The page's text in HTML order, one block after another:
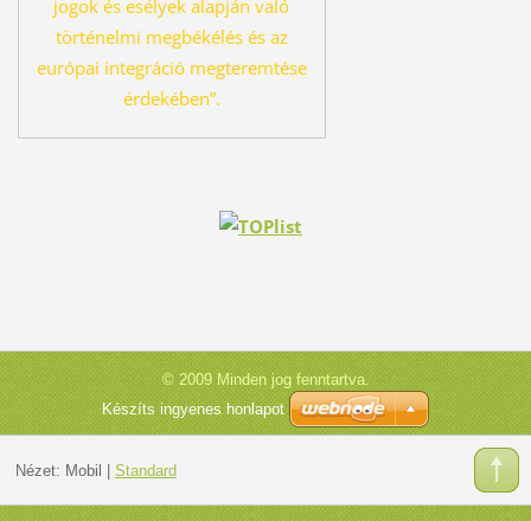
jogok és esélyek alapján való
történelmi megbékélés és az
európai integráció megteremtése
érdekében”.
© 2009 Minden jog fenntartva.
Készíts ingyenes honlapot
Nézet: Mobil Standard